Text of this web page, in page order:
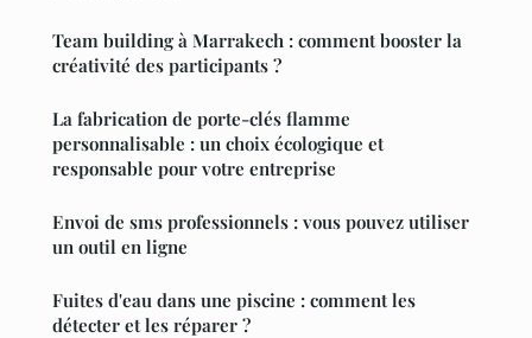
Team building à Marrakech : comment booster la
créativité des participants ?
La fabrication de porte-clés flamme
personnalisable : un choix écologique et
responsable pour votre entreprise
Envoi de sms professionnels : vous pouvez utiliser
un outil en ligne
Fuites d'eau dans une piscine : comment les
détecter et les réparer ?